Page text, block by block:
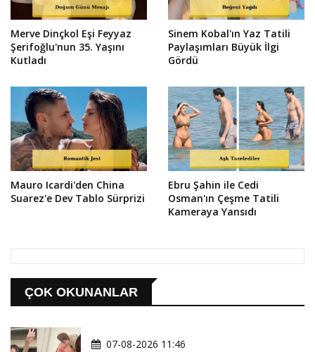
Merve Dinçkol Eşi Feyyaz
Şerifoğlu'nun 35. Yaşını
Kutladı
Sinem Kobal'ın Yaz Tatili
Paylaşımları Büyük İlgi
Gördü
Mauro Icardi'den China
Suarez'e Dev Tablo Sürprizi
Ebru Şahin ile Cedi
Osman'ın Çeşme Tatili
Kameraya Yansıdı
ÇOK OKUNANLAR
07-08-2026 11:46